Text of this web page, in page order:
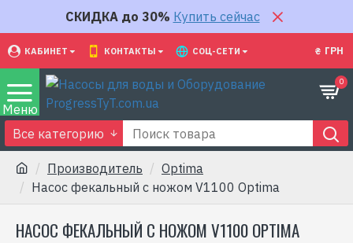
СКИДКА до 30% Купить сейчас
КАБИНЕТ КОНТАКТЫ СОЦ-СЕТИ ₴ ГРН
0
Все категорию
Производитель
Optima
Насос фекальный с ножом V1100 Optima
НАСОС ФЕКАЛЬНЫЙ С НОЖОМ V1100 OPTIMA